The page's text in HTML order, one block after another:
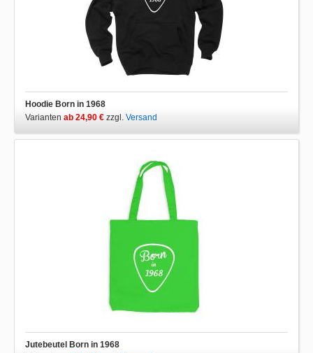
Hoodie Born in 1968
Varianten ab 24,90 € zzgl. Versand
Jutebeutel Born in 1968